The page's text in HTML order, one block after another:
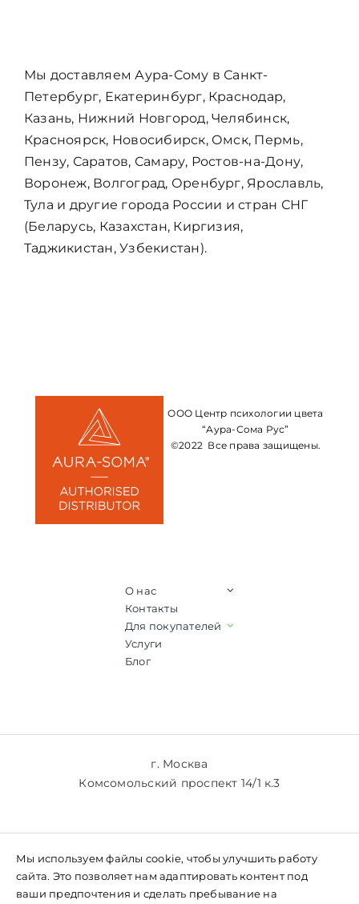
Мы доставляем Аура-Сому в Санкт-
Петербург, Екатеринбург, Краснодар,
Казань, Нижний Новгород, Челябинск,
Красноярск, Новосибирск, Омск, Пермь,
Пензу, Саратов, Самару, Ростов-на-Дону,
Воронеж, Волгоград, Оренбург, Ярославль,
Тула и другие города России и стран СНГ
(Беларусь, Казахстан, Киргизия,
Таджикистан, Узбекистан).
ООО Центр психологии цвета
“Аура-Сома Рус”
©2022 Все права защищены.
О нас
Контакты
Для покупателей
Услуги
Блог
г. Москва
Комсомольский проспект 14/1 к.3
+7 (985) 769-61-77
Мы используем файлы cookie, чтобы улучшить работу
сайта. Это позволяет нам адаптировать контент под
ваши предпочтения и сделать пребывание на